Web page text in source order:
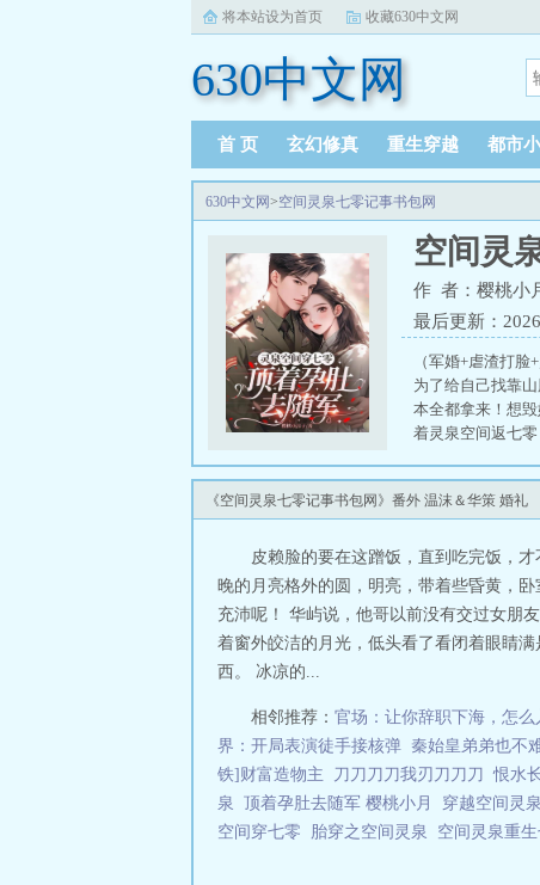
将本站设为首页 收藏630中文网
630中文网
首 页 玄幻修真 重生穿越 都市
630中文网>空间灵泉七零记事书包网
空间灵
作 者：樱桃小
最后更新：
（军婚+虐渣打
为了给自己找靠
本全都拿来！想
着灵泉空间返七
《空间灵泉七零记事书包网》番外 温沫＆华策 婚礼
皮赖脸的要在这蹭饭，直到吃完饭，
晚的月亮格外的圆，明亮，带着些昏黄，
充沛呢！ 华屿说，他哥以前没有交过女朋
着窗外皎洁的月光，低头看了看闭着眼睛
西。 冰凉的...
相邻推荐： 官场：让你辞职下海，怎么
界：开局表演徒手接核弹 秦始皇弟弟也不
铁]财富造物主
刀刀刀刀我刃刀刀刀 恨水
泉 顶着孕肚去随军 樱桃小月 穿越空间灵
空间穿七零 胎穿之空间灵泉 空间灵泉重